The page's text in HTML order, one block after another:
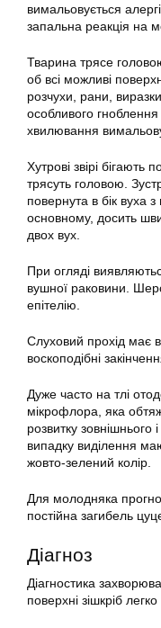
вимальовується
запальна реакція на
Тварина трясе
об всі можливі
розчухи, рани,
особливого гноблення
хвилювання
Хутрові звірі бігають
трясуть головою.
повернута в бік вуха
основному, досить
двох вух.
При огляді
вушної раковини.
епітелію.
Слуховий прохід має
воскоподібні
Дуже часто на тлі
мікрофлора, яка
розвитку
випадку виділення
жовто-зелений колір.
Для молодняка
постійна загибель
Діагноз
Діагностика
поверхні зішкріб